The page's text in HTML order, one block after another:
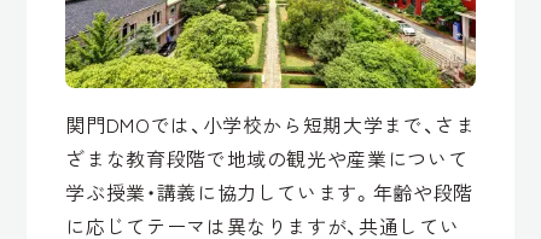
関門DMOでは、小学校から短期大学まで、さま
ざまな教育段階で地域の観光や産業について
学ぶ授業・講義に協力しています。年齢や段階
に応じてテーマは異なりますが、共通してい